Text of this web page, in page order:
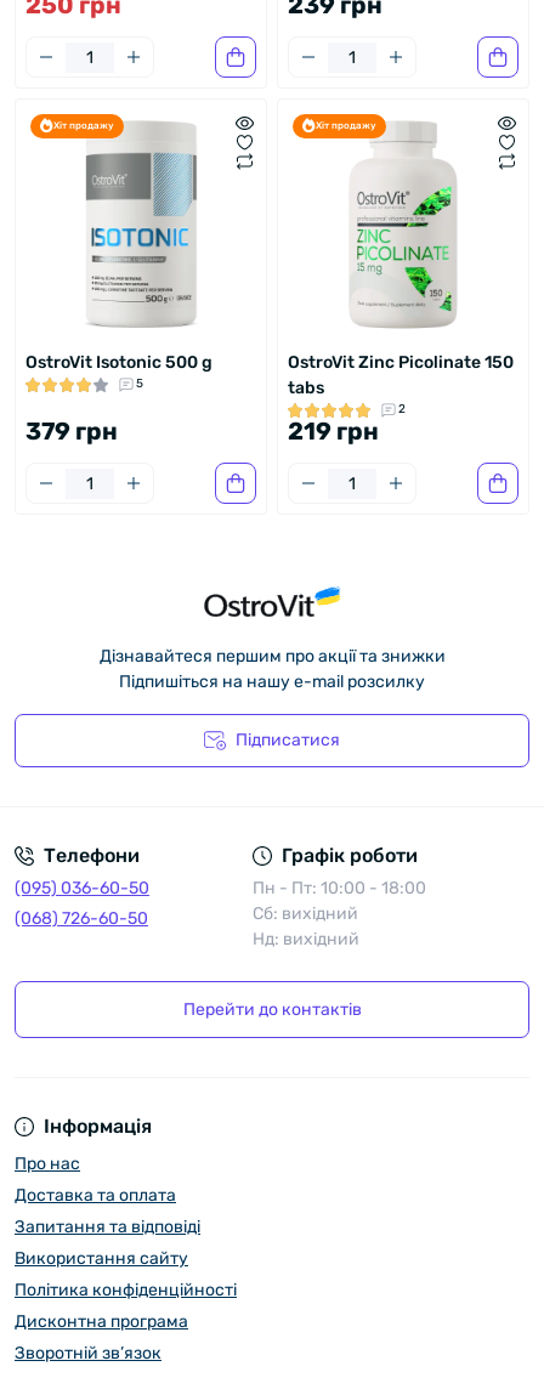
Хіт продажу
OstroVit Isotonic 500 g
5
379 грн
Хіт продажу
OstroVit Zinc Picolinate 150
tabs
2
219 грн
Дізнавайтеся першим про акції та знижки
Підпишіться на нашу e-mail розсилку
Підписатися
Телефони
(095) 036-60-50
(068) 726-60-50
Графік роботи
Пн - Пт: 10:00 - 18:00
Сб: вихідний
Нд: вихідний
Перейти до контактів
Інформація
Про нас
Доставка та оплата
Запитання та відповіді
Використання сайту
Політика конфіденційності
Дисконтна програма
Зворотній зв’язок